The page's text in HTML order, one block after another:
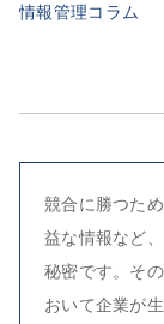
情報管理コラム
競合に勝つた
益な情報など
秘密です。そ
おいて企業が